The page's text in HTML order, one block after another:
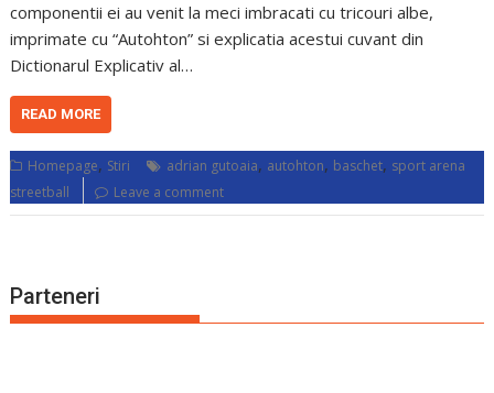
componentii ei au venit la meci imbracati cu tricouri albe,
imprimate cu “Autohton” si explicatia acestui cuvant din
Dictionarul Explicativ al…
READ MORE
Homepage, Stiri adrian gutoaia, autohton, baschet, sport arena
streetball
Leave a comment
Parteneri